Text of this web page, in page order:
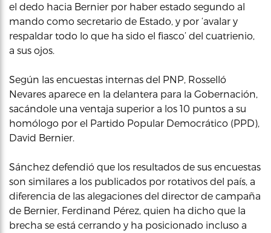
el dedo hacia Bernier por haber estado segundo al
mando como secretario de Estado, y por ‘avalar y
respaldar todo lo que ha sido el fiasco’ del cuatrienio,
a sus ojos.
Según las encuestas internas del PNP, Rosselló
Nevares aparece en la delantera para la Gobernación,
sacándole una ventaja superior a los 10 puntos a su
homólogo por el Partido Popular Democrático (PPD),
David Bernier.
Sánchez defendió que los resultados de sus encuestas
son similares a los publicados por rotativos del país, a
diferencia de las alegaciones del director de campaña
de Bernier, Ferdinand Pérez, quien ha dicho que la
brecha se está cerrando y ha posicionado incluso a